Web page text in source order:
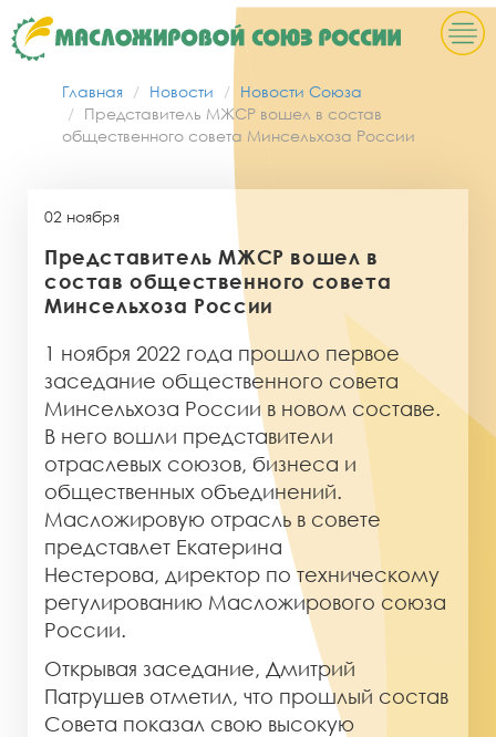
Главная Новости
Новости Союза
Представитель МЖСР вошел в состав
общественного совета Минсельхоза России
02 ноября
Представитель МЖСР вошел в
состав общественного совета
Минсельхоза России
1 ноября 2022 года прошло первое
заседание общественного совета
Минсельхоза России в новом составе.
В него вошли представители
отраслевых союзов, бизнеса и
общественных объединений.
Масложировую отрасль в совете
представлет Екатерина
Нестерова, директор по техническому
регулированию Масложирового союза
России.
Открывая заседание, Дмитрий
Патрушев отметил, что прошлый состав
Совета показал свою высокую